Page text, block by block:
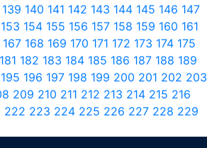
139 140 141 142 143 144 145 146 147
153 154 155 156 157 158 159 160 161
167 168 169 170 171 172 173 174 175
181 182 183 184 185 186 187 188 189
195 196 197 198 199 200 201 202 203
209 210 211 212 213 214 215 216
222 223 224 225 226 227 228 229